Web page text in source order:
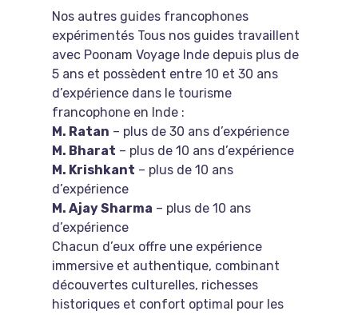
Nos autres guides francophones
expérimentés Tous nos guides travaillent
avec Poonam Voyage Inde depuis plus de
5 ans et possèdent entre 10 et 30 ans
d’expérience dans le tourisme
francophone en Inde :
M. Ratan – plus de 30 ans d’expérience
M. Bharat – plus de 10 ans d’expérience
M. Krishkant – plus de 10 ans
d’expérience
M. Ajay Sharma – plus de 10 ans
d’expérience
Chacun d’eux offre une expérience
immersive et authentique, combinant
découvertes culturelles, richesses
historiques et confort optimal pour les